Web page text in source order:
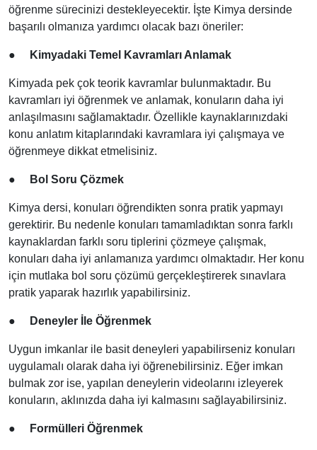
öğrenme sürecinizi destekleyecektir. İşte Kimya dersinde
başarılı olmanıza yardımcı olacak bazı öneriler:
● Kimyadaki Temel Kavramları Anlamak
Kimyada pek çok teorik kavramlar bulunmaktadır. Bu
kavramları iyi öğrenmek ve anlamak, konuların daha iyi
anlaşılmasını sağlamaktadır. Özellikle kaynaklarınızdaki
konu anlatım kitaplarındaki kavramlara iyi çalışmaya ve
öğrenmeye dikkat etmelisiniz.
● Bol Soru Çözmek
Kimya dersi, konuları öğrendikten sonra pratik yapmayı
gerektirir. Bu nedenle konuları tamamladıktan sonra farklı
kaynaklardan farklı soru tiplerini çözmeye çalışmak,
konuları daha iyi anlamanıza yardımcı olmaktadır. Her konu
için mutlaka bol soru çözümü gerçekleştirerek sınavlara
pratik yaparak hazırlık yapabilirsiniz.
● Deneyler İle Öğrenmek
Uygun imkanlar ile basit deneyleri yapabilirseniz konuları
uygulamalı olarak daha iyi öğrenebilirsiniz. Eğer imkan
bulmak zor ise, yapılan deneylerin videolarını izleyerek
konuların, aklınızda daha iyi kalmasını sağlayabilirsiniz.
● Formülleri Öğrenmek